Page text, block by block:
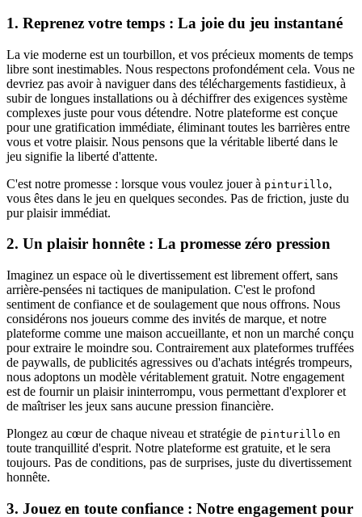
1. Reprenez votre temps : La joie du jeu instantané
La vie moderne est un tourbillon, et vos précieux moments de temps
libre sont inestimables. Nous respectons profondément cela. Vous ne
devriez pas avoir à naviguer dans des téléchargements fastidieux, à
subir de longues installations ou à déchiffrer des exigences système
complexes juste pour vous détendre. Notre plateforme est conçue
pour une gratification immédiate, éliminant toutes les barrières entre
vous et votre plaisir. Nous pensons que la véritable liberté dans le
jeu signifie la liberté d'attente.
C'est notre promesse : lorsque vous voulez jouer à pinturillo,
vous êtes dans le jeu en quelques secondes. Pas de friction, juste du
pur plaisir immédiat.
2. Un plaisir honnête : La promesse zéro pression
Imaginez un espace où le divertissement est librement offert, sans
arrière-pensées ni tactiques de manipulation. C'est le profond
sentiment de confiance et de soulagement que nous offrons. Nous
considérons nos joueurs comme des invités de marque, et notre
plateforme comme une maison accueillante, et non un marché conçu
pour extraire le moindre sou. Contrairement aux plateformes truffées
de paywalls, de publicités agressives ou d'achats intégrés trompeurs,
nous adoptons un modèle véritablement gratuit. Notre engagement
est de fournir un plaisir ininterrompu, vous permettant d'explorer et
de maîtriser les jeux sans aucune pression financière.
Plongez au cœur de chaque niveau et stratégie de pinturillo en
toute tranquillité d'esprit. Notre plateforme est gratuite, et le sera
toujours. Pas de conditions, pas de surprises, juste du divertissement
honnête.
3. Jouez en toute confiance : Notre engagement pour